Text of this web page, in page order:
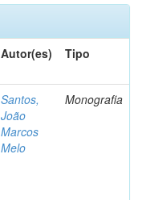
Autor(es) Tipo
Santos,
João
Marcos
Melo
Monografia